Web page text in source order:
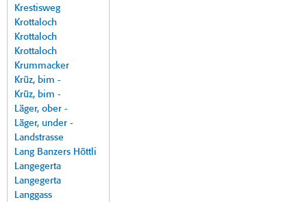
Krestisweg
Krottaloch
Krottaloch
Krottaloch
Krummacker
Krüz, bim -
Krüz, bim -
Läger, ober -
Läger, under -
Landstrasse
Lang Banzers Höttli
Langegerta
Langegerta
Langgass